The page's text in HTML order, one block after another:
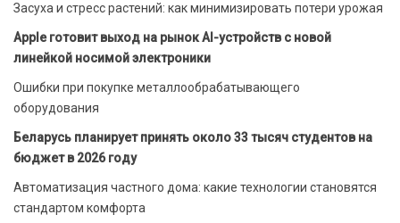
Засуха и стресс растений: как минимизировать потери урожая
Apple готовит выход на рынок AI-устройств с новой
линейкой носимой электроники
Ошибки при покупке металлообрабатывающего
оборудования
Беларусь планирует принять около 33 тысяч студентов на
бюджет в 2026 году
Автоматизация частного дома: какие технологии становятся
стандартом комфорта